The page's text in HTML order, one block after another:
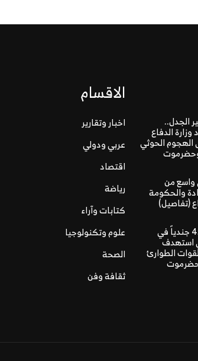
الجدل..
وزارة الدفاع
الهجوم الحوثي
من
والحكومة
(تفاصيل)
استشهاد 45 جندياً في
استهدف
الطوارئ
الاقسام
اخبار وتقارير
عربي ودولي
اقتصاد
رياضة
كتابات وآراء
علوم وتكنولوجيا
الصحة
ثقافة وفن